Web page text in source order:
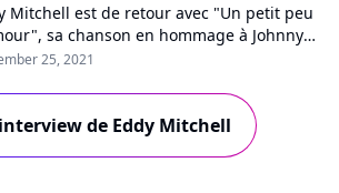
Mitchell est de retour avec "Un petit peu
sa chanson en hommage à Johnny
En interview sur Pure Charts, le
et leur amitié, les excès du rockeur,
au concert hommage et son
25, 2021
de Eddy Mitchell